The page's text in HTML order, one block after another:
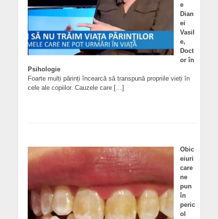
e
Dian
ei
Vasil
e,
Doct
or în
Psihologie
Foarte mulți părinți încearcă să transpună propriile vieți în
cele ale copiilor. Cauzele care […]
Obic
eiuri
care
ne
pun
în
peric
ol